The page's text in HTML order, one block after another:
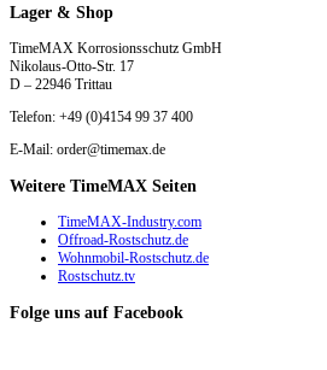
Lager & Shop
TimeMAX Korrosionsschutz GmbH
Nikolaus-Otto-Str. 17
D – 22946 Trittau
Telefon: +49 (0)4154 99 37 400
E-Mail: order@timemax.de
Weitere TimeMAX Seiten
TimeMAX-Industry.com
Offroad-Rostschutz.de
Wohnmobil-Rostschutz.de
Rostschutz.tv
Folge uns auf Facebook